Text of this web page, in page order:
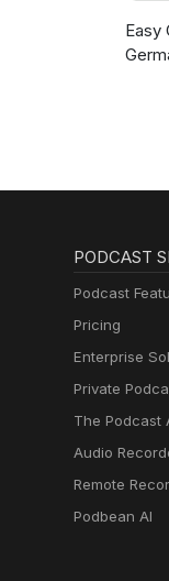
Easy
PODCAST
Podcast
Pricing
Enterprise
Private
The Podcast
Audio
Remote
Podbean AI